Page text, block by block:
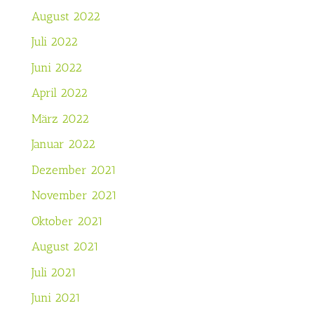
August 2022
Juli 2022
Juni 2022
April 2022
März 2022
Januar 2022
Dezember 2021
November 2021
Oktober 2021
August 2021
Juli 2021
Juni 2021